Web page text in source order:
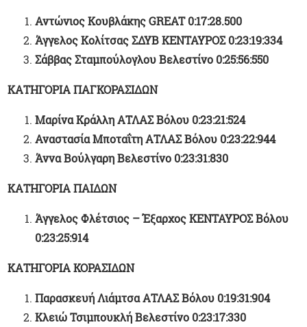
Αντώνιος ΚουβλάκηςGREAT 0:17:28.500
Άγγελος Κολίτσας ΣΔΥΒ ΚΕΝΤΑΥΡΟΣ 0:23:19:334
Σάββας Σταμπούλογλου Βελεστίνο 0:25:56:550
ΚΑΤΗΓΟΡΙΑ ΠΑΓΚΟΡΑΣΙΔΩΝ
Μαρίνα Κράλλη ΑΤΛΑΣ Βόλου 0:23:21:524
Αναστασία Μποταΐτη ΑΤΛΑΣ Βόλου 0:23:22:944
Άννα Βούλγαρη Βελεστίνο 0:23:31:830
ΚΑΤΗΓΟΡΙΑ ΠΑΙΔΩΝ
Άγγελος Φλέτσιος – Έξαρχος ΚΕΝΤΑΥΡΟΣ Βόλου
0:23:25:914
ΚΑΤΗΓΟΡΙΑ ΚΟΡΑΣΙΔΩΝ
Παρασκευή Λιάμτσα ΑΤΛΑΣ Βόλου 0:19:31:904
Κλειώ Τσιμπουκλή Βελεστίνο 0:23:17:330